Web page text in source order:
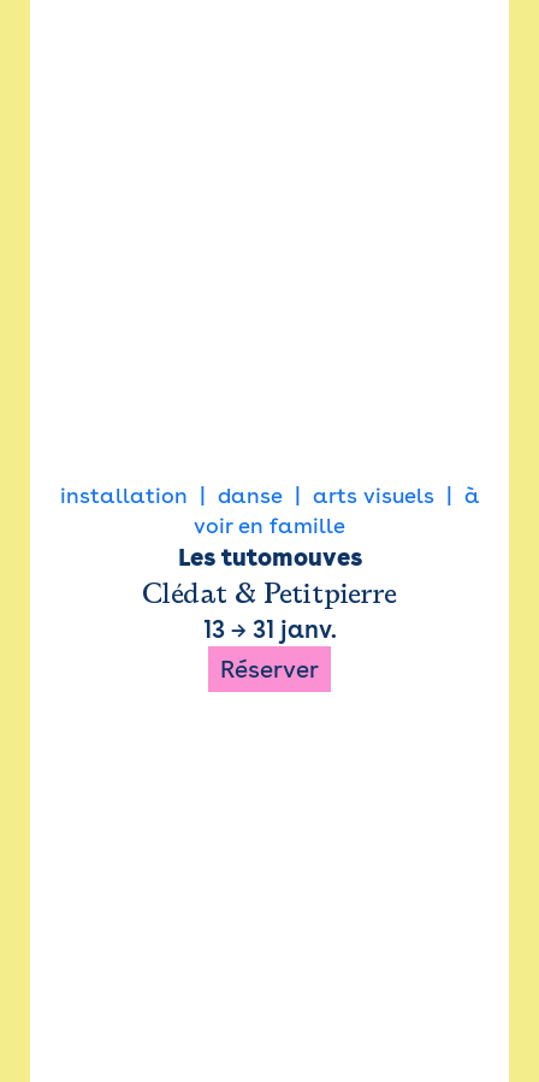
installation danse arts visuels
à
voir en famille
Les tutomouves
Clédat & Petitpierre
13→ 31 janv.
Réserver